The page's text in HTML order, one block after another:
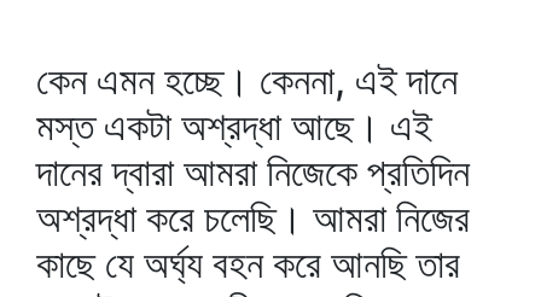
কেন এমন হচ্ছে। কেননা, এই দানে
মস্ত একটা অশ্রদ্ধা আছে। এই
দানের দ্বারা আমরা নিজেকে প্রতিদিন
অশ্রদ্ধা করে চলেছি। আমরা নিজের
কাছে যে অর্ঘ্য বহন করে আনছি তার